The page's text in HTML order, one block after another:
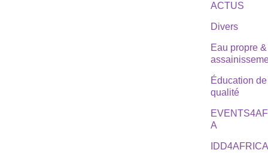
ACTUS
Divers
Eau propre &
Éducation de
qualité
A